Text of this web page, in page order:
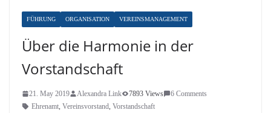
FÜHRUNG ORGANISATION VEREINSMANAGEMENT
Über die Harmonie in der
Vorstandschaft
21. May 2019 Alexandra Link 7893 Views
6 Comments
Ehrenamt, Vereinsvorstand, Vorstandschaft